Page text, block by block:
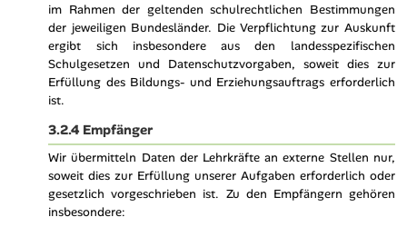
im Rahmen der geltenden schulrechtlichen Bestimmungen
der jeweiligen Bundesländer. Die Verpflichtung zur Auskunft
ergibt sich insbesondere aus den landesspezifischen
Schulgesetzen und Datenschutzvorgaben, soweit dies zur
Erfüllung des Bildungs- und Erziehungsauftrags erforderlich
ist.
3.2.4 Empfänger
Wir übermitteln Daten der Lehrkräfte an externe Stellen nur,
soweit dies zur Erfüllung unserer Aufgaben erforderlich oder
gesetzlich vorgeschrieben ist. Zu den Empfängern gehören
insbesondere: